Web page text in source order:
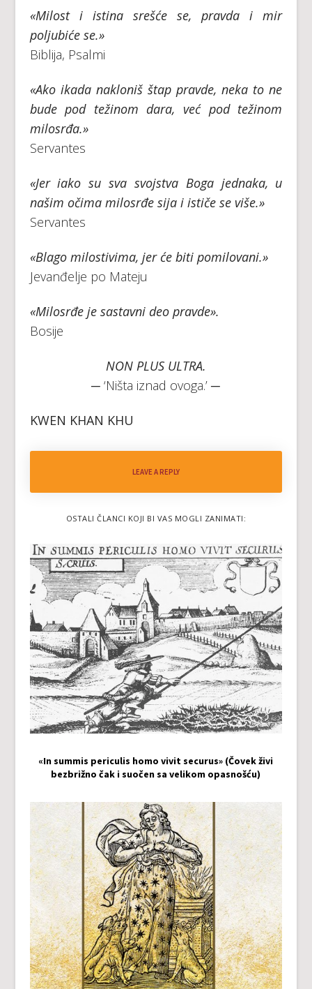
«Milost i istina srešće se, pravda i mir
poljubiće se.»
Biblija, Psalmi
«Ako ikada nakloniš štap pravde, neka to ne
bude pod težinom dara, već pod težinom
milosrđa.»
Servantes
«Jer iako su sva svojstva Boga jednaka, u
našim očima milosrđe sija i ističe se više.»
Servantes
«Blago milostivima, jer će biti pomilovani.»
Jevanđelje po Mateju
«Milosrđe je sastavni deo pravde».
Bosije
NON PLUS ULTRA.
─ ‘Ništa iznad ovoga.’ ─
KWEN KHAN KHU
LEAVE A REPLY
OSTALI ČLANCI KOJI BI VAS MOGLI ZANIMATI:
«In summis periculis homo vivit securus» (Čovek živi
bezbrižno čak i suočen sa velikom opasnošću)